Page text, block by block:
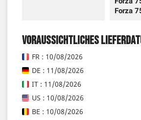
Forza
Voraussichtliches
FR : 10/08/2026
DE : 11/08/2026
IT : 11/08/2026
US : 10/08/2026
BE : 10/08/2026